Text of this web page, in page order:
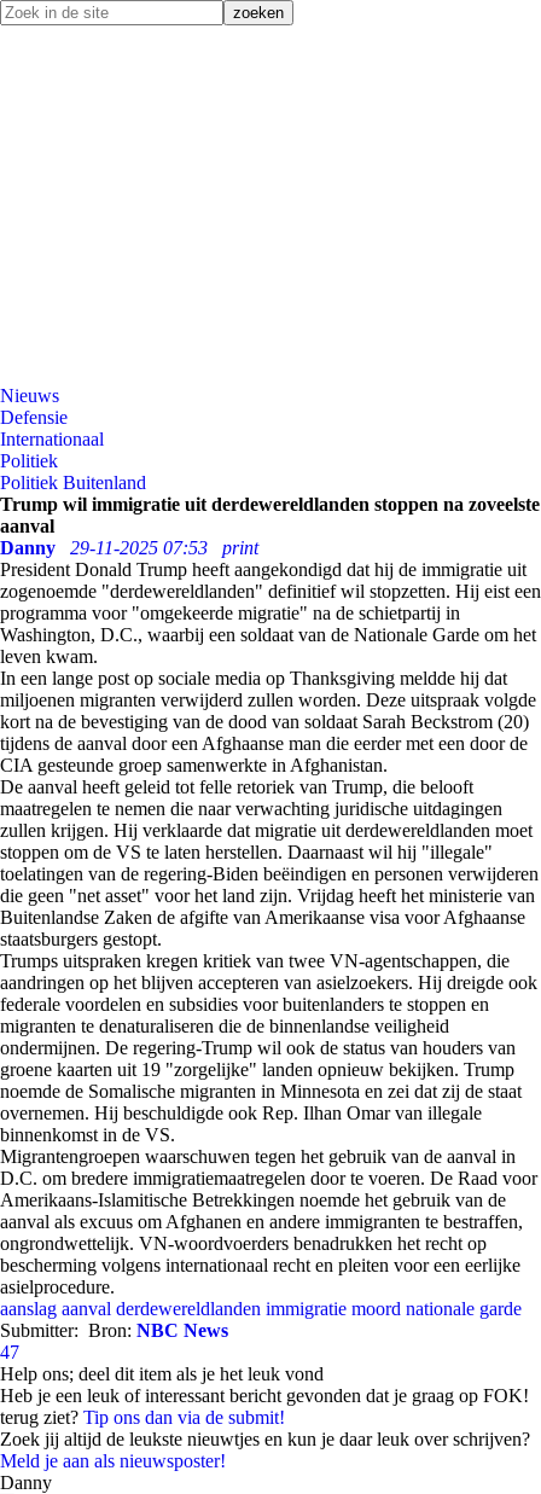
Nieuws
Defensie
Internationaal
Politiek
Politiek Buitenland
Trump wil immigratie uit derdewereldlanden stoppen na zoveelste
aanval
Danny
29-11-2025 07:53
print
President Donald Trump heeft aangekondigd dat hij de immigratie uit
zogenoemde "derdewereldlanden" definitief wil stopzetten. Hij eist een
programma voor "omgekeerde migratie" na de schietpartij in
Washington, D.C., waarbij een soldaat van de Nationale Garde om het
leven kwam.
In een lange post op sociale media op Thanksgiving meldde hij dat
miljoenen migranten verwijderd zullen worden. Deze uitspraak volgde
kort na de bevestiging van de dood van soldaat Sarah Beckstrom (20)
tijdens de aanval door een Afghaanse man die eerder met een door de
CIA gesteunde groep samenwerkte in Afghanistan.
De aanval heeft geleid tot felle retoriek van Trump, die belooft
maatregelen te nemen die naar verwachting juridische uitdagingen
zullen krijgen. Hij verklaarde dat migratie uit derdewereldlanden moet
stoppen om de VS te laten herstellen. Daarnaast wil hij "illegale"
toelatingen van de regering-Biden beëindigen en personen verwijderen
die geen "net asset" voor het land zijn. Vrijdag heeft het ministerie van
Buitenlandse Zaken de afgifte van Amerikaanse visa voor Afghaanse
staatsburgers gestopt.
Trumps uitspraken kregen kritiek van twee VN-agentschappen, die
aandringen op het blijven accepteren van asielzoekers. Hij dreigde ook
federale voordelen en subsidies voor buitenlanders te stoppen en
migranten te denaturaliseren die de binnenlandse veiligheid
ondermijnen. De regering-Trump wil ook de status van houders van
groene kaarten uit 19 "zorgelijke" landen opnieuw bekijken. Trump
noemde de Somalische migranten in Minnesota en zei dat zij de staat
overnemen. Hij beschuldigde ook Rep. Ilhan Omar van illegale
binnenkomst in de VS.
Migrantengroepen waarschuwen tegen het gebruik van de aanval in
D.C. om bredere immigratiemaatregelen door te voeren. De Raad voor
Amerikaans-Islamitische Betrekkingen noemde het gebruik van de
aanval als excuus om Afghanen en andere immigranten te bestraffen,
ongrondwettelijk. VN-woordvoerders benadrukken het recht op
bescherming volgens internationaal recht en pleiten voor een eerlijke
asielprocedure.
aanslag aanval derdewereldlanden immigratie moord nationale garde
Submitter: Bron: NBC News
47
Help ons; deel dit item als je het leuk vond
Heb je een leuk of interessant bericht gevonden dat je graag op FOK!
terug ziet? Tip ons dan via de submit!
Zoek jij altijd de leukste nieuwtjes en kun je daar leuk over schrijven?
Meld je aan als nieuwsposter!
Danny